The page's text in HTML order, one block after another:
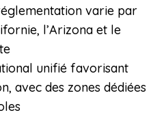
varie par
l’Arizona et le
unifié favorisant
avec des zones dédiées